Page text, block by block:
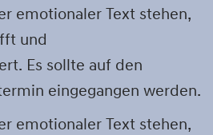
emotionaler Text stehen,
und
Es sollte auf den
eingegangen werden.
emotionaler Text stehen,